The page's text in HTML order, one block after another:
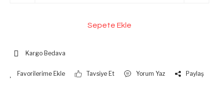
Sepete Ekle
Kargo Bedava
Tavsiye Et Yorum Yaz Paylaş